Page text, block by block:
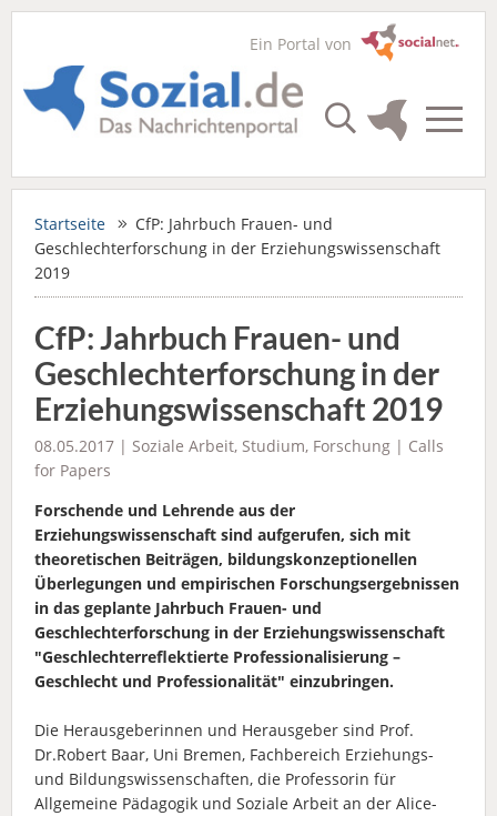
Ein Portal von
Startseite
CfP: Jahrbuch Frauen- und
Geschlechterforschung in der Erziehungswissenschaft
2019
CfP: Jahrbuch Frauen- und
Geschlechterforschung in der
Erziehungswissenschaft 2019
08.05.2017 | Soziale Arbeit, Studium, Forschung | Calls
for Papers
Forschende und Lehrende aus der
Erziehungswissenschaft sind aufgerufen, sich mit
theoretischen Beiträgen, bildungskonzeptionellen
Überlegungen und empirischen Forschungsergebnissen
in das geplante Jahrbuch Frauen- und
Geschlechterforschung in der Erziehungswissenschaft
"Geschlechterreflektierte Professionalisierung –
Geschlecht und Professionalität" einzubringen.
Die Herausgeberinnen und Herausgeber sind Prof.
Dr.Robert Baar, Uni Bremen, Fachbereich Erziehungs-
und Bildungswissenschaften, die Professorin für
Allgemeine Pädagogik und Soziale Arbeit an der Alice-